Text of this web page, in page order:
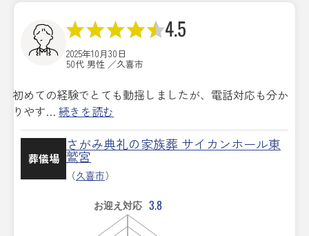
4.5
2025年10月30日
50代 男性 ／久喜市
初めての経験でとても動揺しましたが、電話対応も分か
りやす… 続きを読む
葬儀場
さがみ典礼の家族葬 サイカンホール東
鷲宮
（久喜市）
お迎え対応 3.8